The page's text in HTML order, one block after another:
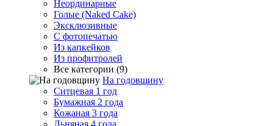
Неординарные
Голые (Naked Cake)
Эксклюзивные
С фотопечатью
Из капкейков
Из профитролей
Все категории (9)
На годовщину
Ситцевая 1 год
Бумажная 2 года
Кожаная 3 года
Льняная 4 года